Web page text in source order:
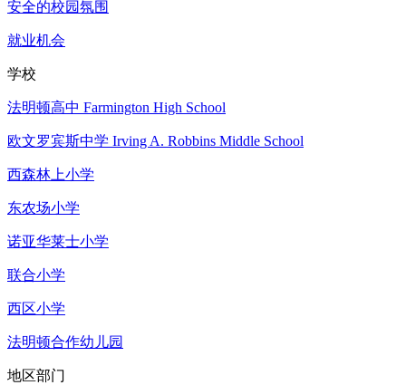
安全的校园氛围
就业机会
学校
法明顿高中 Farmington High School
欧文罗宾斯中学 Irving A. Robbins Middle School
西森林上小学
东农场小学
诺亚华莱士小学
联合小学
西区小学
法明顿合作幼儿园
地区部门